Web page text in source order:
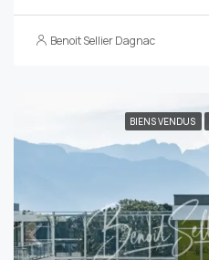
Benoit Sellier Dagnac
BIENS VENDUS